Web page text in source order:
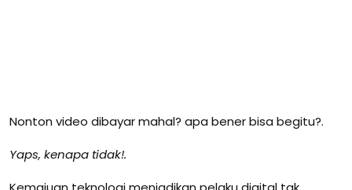
Nonton video dibayar mahal? apa bener bisa begitu?.
Yaps, kenapa tidak!.